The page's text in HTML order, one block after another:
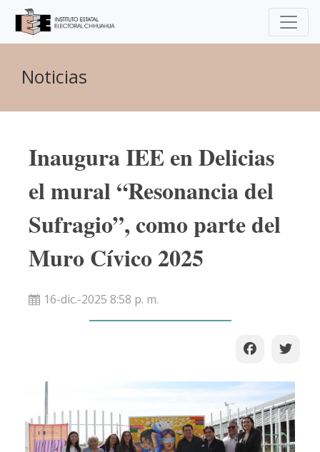
Noticias
Inaugura IEE en Delicias
el mural “Resonancia del
Sufragio”, como parte del
Muro Cívico 2025
16-dic.-2025 8:58 p. m.